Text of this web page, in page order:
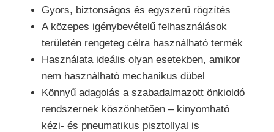
Gyors, biztonságos és egyszerű rögzítés
A közepes igénybevételű felhasználások
területén rengeteg célra használható termék
Használata ideális olyan esetekben, amikor
nem használható mechanikus dübel
Könnyű adagolás a szabadalmazott önkioldó
rendszernek köszönhetően – kinyomható
kézi- és pneumatikus pisztollyal is